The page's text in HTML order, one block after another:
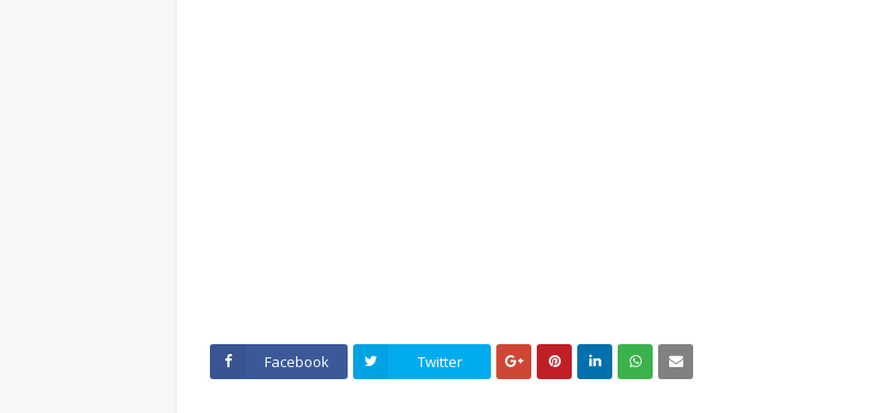
Facebook Twitter